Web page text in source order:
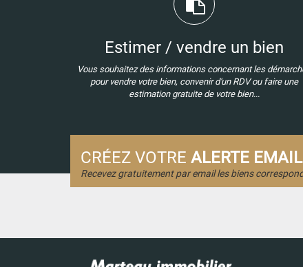
Estimer / vendre un bien
Vous souhaitez des informations concernant les
pour vendre votre bien, convenir d'un RDV ou faire une
estimation gratuite de votre bien...
CRÉEZ VOTRE ALERTE
Recevez gratuitement par email les biens